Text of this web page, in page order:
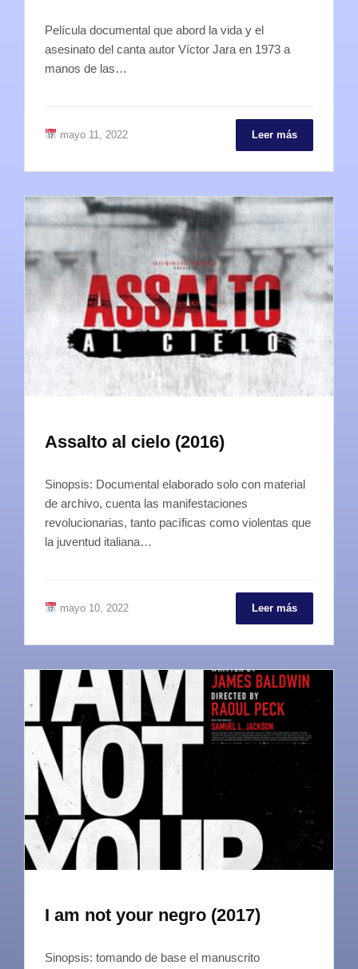
Película documental que abord la vida y el
asesinato del canta autor Víctor Jara en 1973 a
manos de las…
mayo 11, 2022 Leer más
Assalto al cielo (2016)
Sinopsis: Documental elaborado solo con material
de archivo, cuenta las manifestaciones
revolucionarias, tanto pacíficas como violentas que
la juventud italiana…
mayo 10, 2022 Leer más
I am not your negro (2017)
Sinopsis: tomando de base el manuscrito